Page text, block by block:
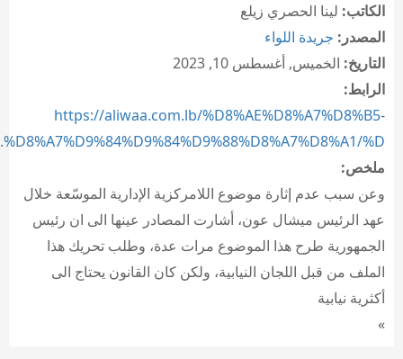
الكاتب: لينا الحصري زيلع
المصدر: جريدة اللواء
التاريخ: الخميس, أغسطس 10, 2023
الرابط:
https://aliwaa.com.lb/%D8%AE%D8%A7%D8%B5-
%D8%A7%D9%84%D9%84%D9%88%D8%A7%D8%A1/%D...
ملخص:
وعن سبب عدم إثارة موضوع اللامركزية الإدارية الموسّعة خلال
عهد الرئيس ميشال عون، أشارت المصادر عينها الى ان رئيس
الجمهورية طرح هذا الموضوع مرات عدة، وطلب تحريك هذا
الملف من قبل اللجان النيابية، ولكن كان القانون يحتاج الى
أكثرية نيابية
»